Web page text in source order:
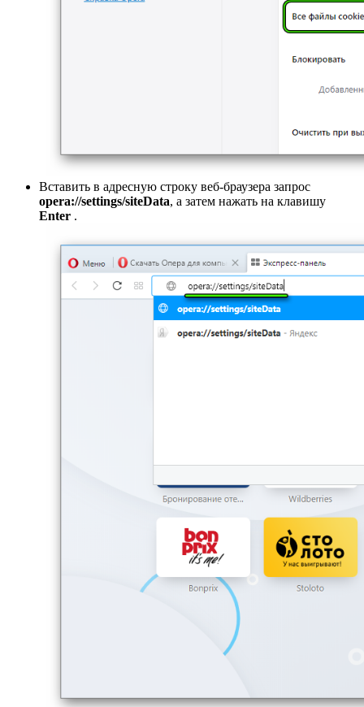
Вставить в адресную строку веб-браузера запрос
opera://settings/siteData, а затем нажать на клавишу
Enter .